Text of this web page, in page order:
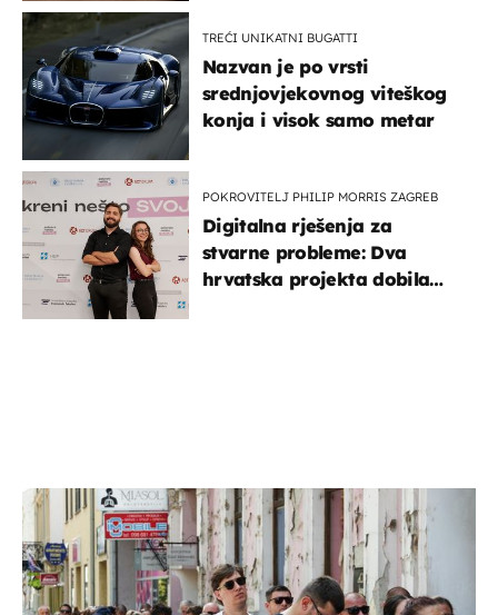
TREĆI UNIKATNI BUGATTI
Nazvan je po vrsti
srednjovjekovnog viteškog
konja i visok samo metar
POKROVITELJ PHILIP MORRIS ZAGREB
Digitalna rješenja za
stvarne probleme: Dva
hrvatska projekta dobila